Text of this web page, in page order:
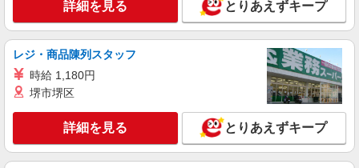
月給 247,340円 〜 247,340円 試用期間なし ※
経験・能力による 【試用期間】時給 0 円 〜 0 円
■ソフトバンク販売契約社員【八戸市エリア】
青森県八戸市
詳細を見る
ソフトバンク湊高台店
ソフトバンクショップの携帯販売スタッフ
詳細を見る とりあえずキープ
レジ・商品陳列スタッフ
時給 1,180円
堺市堺区
詳細を見る とりあえずキープ